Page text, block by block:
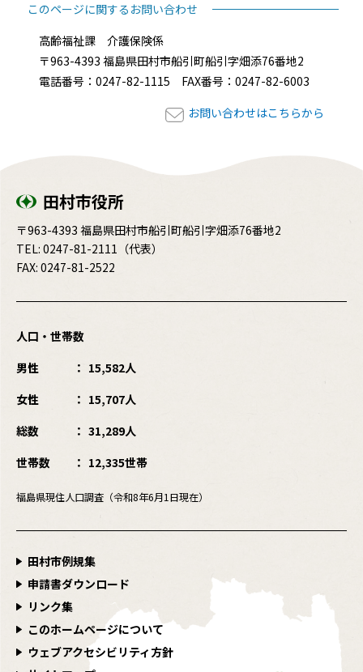
このページに関するお問い合わせ
高齢福祉課 介護保険係
〒963-4393 福島県田村市船引町船引字畑添76番地2
電話番号：0247-82-1115 FAX番号：0247-82-6003
お問い合わせはこちらから
田村市役所
〒963-4393 福島県田村市船引町船引字畑添76番地2
TEL: 0247-81-2111 （代表）
FAX: 0247-81-2522
人口・世帯数
男性
15,582人
女性
15,707人
総数
31,289人
世帯数
12,335世帯
福島県現住人口調査（令和8年6月1日現在）
田村市例規集
申請書ダウンロード
リンク集
このホームページについて
ウェブアクセシビリティ方針